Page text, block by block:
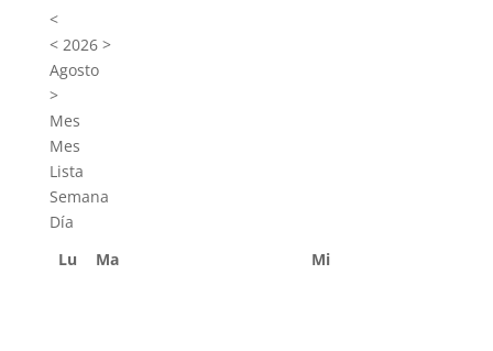
<
<2026 >
Agosto
>
Mes
Mes
Lista
Semana
Día
Lu
Ma Mi